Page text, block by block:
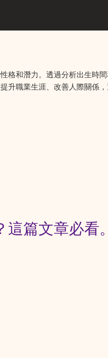
和潛力。透過分析出生時
職業生涯、改善人際關係
篇文章必看。